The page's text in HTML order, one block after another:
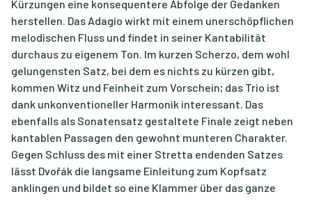
Kürzungen eine konsequentere Abfolge der Gedanken
herstellen. Das Adagio wirkt mit einem unerschöpflichen
melodischen Fluss und findet in seiner Kantabilität
durchaus zu eigenem Ton. Im kurzen Scherzo, dem wohl
gelungensten Satz, bei dem es nichts zu kürzen gibt,
kommen Witz und Feinheit zum Vorschein; das Trio ist
dank unkonventioneller Harmonik interessant. Das
ebenfalls als Sonatensatz gestaltete Finale zeigt neben
kantablen Passagen den gewohnt munteren Charakter.
Gegen Schluss des mit einer Stretta endenden Satzes
lässt Dvořák die langsame Einleitung zum Kopfsatz
anklingen und bildet so eine Klammer über das ganze